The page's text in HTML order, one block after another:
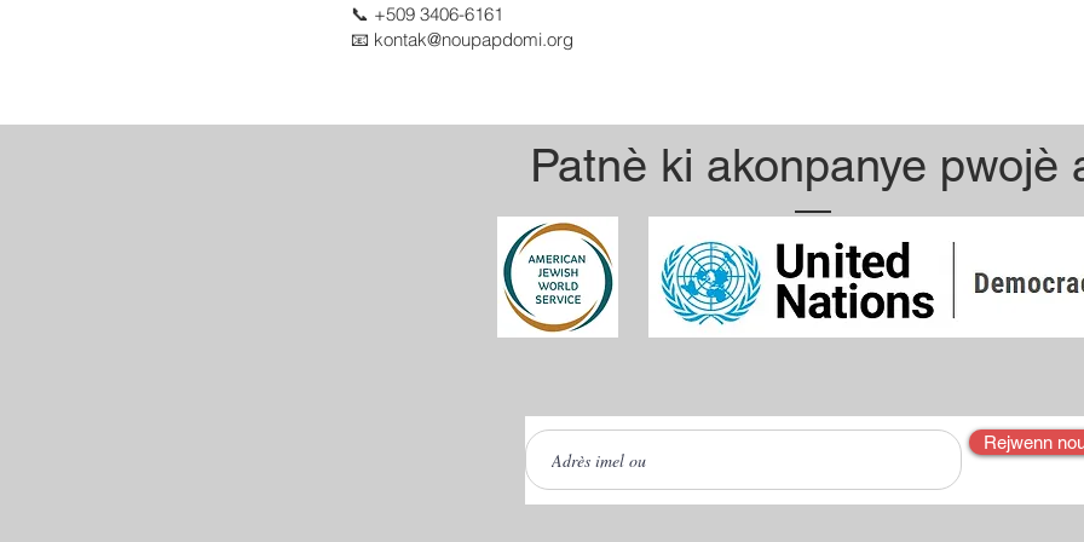
📞 +509 3406-6161
📧 kontak@noupapdomi.org
Patnè ki akonpanye pwojè
Rejwenn